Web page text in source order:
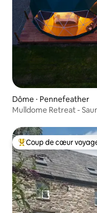
Dôme ⋅ Pennefeather
Mulldome Retreat -
Coups de cœur
Coup de cœur